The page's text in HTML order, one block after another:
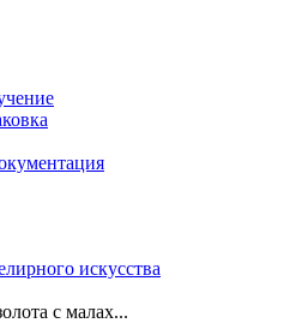
искусства
с малах...